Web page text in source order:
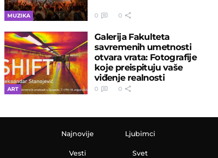
MUZIKA 0 0
ART
Galerija Fakulteta
savremenih umetnosti
otvara vrata: Fotografije
koje preispituju vaše
viđenje realnosti
0 0
Najnovije
Vesti
Ljubimci
Svet